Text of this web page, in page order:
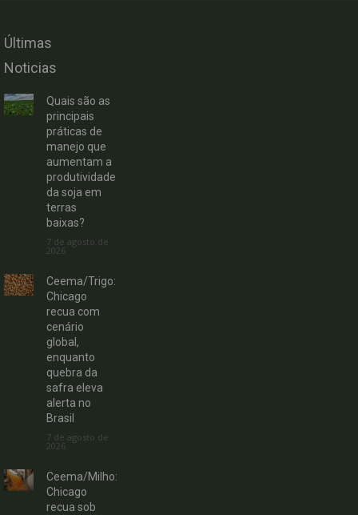
Últimas
Noticias
Quais são as
principais
práticas de
manejo que
aumentam a
produtividade
da soja em
terras
baixas?
7 de agosto de
2026
Ceema/Trigo:
Chicago
recua com
cenário
global,
enquanto
quebra da
safra eleva
alerta no
Brasil
7 de agosto de
2026
Ceema/Milho:
Chicago
recua sob